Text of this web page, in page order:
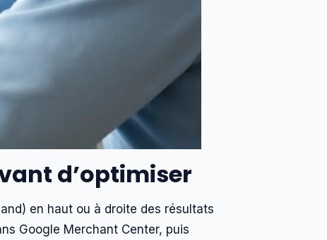
d’optimiser
en haut ou à droite des résultats
Google Merchant Center, puis